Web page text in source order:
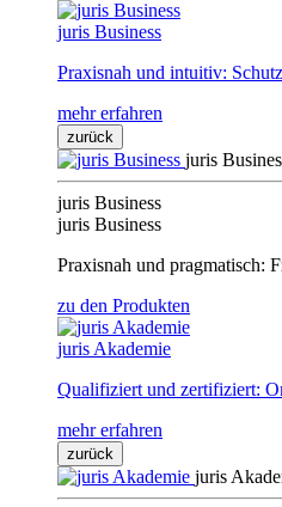
juris Business
Praxisnah und intuitiv:
mehr erfahren
zurück
juris
juris Business
juris Business
Praxisnah und pragmatisch:
zu den Produkten
juris Akademie
Qualifiziert und zertifiziert:
mehr erfahren
zurück
juris